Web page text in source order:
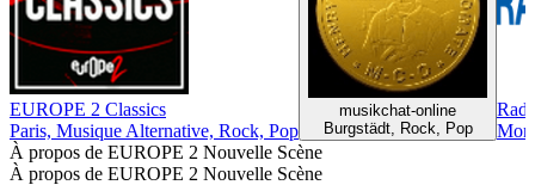
EUROPE 2 Classics
Paris, Musique Alternative, Rock, Pop
musikchat-online
Burgstädt, Rock, Pop
À propos de EUROPE 2 Nouvelle Scène
À propos de EUROPE 2 Nouvelle Scène